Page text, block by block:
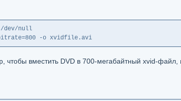
/dev/null
-o xvidfile.avi
чтобы вместить DVD в 700-мегабайтный xvid-